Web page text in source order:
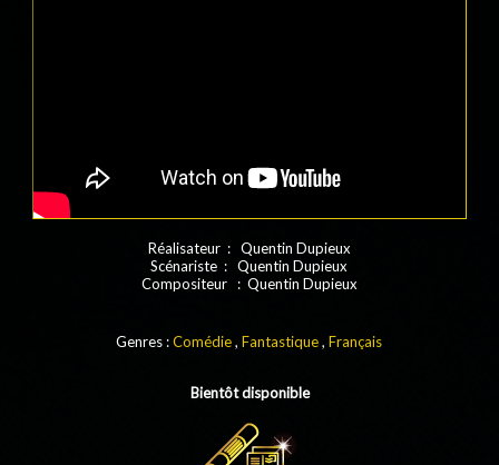
Réalisateur : Quentin Dupieux
Scénariste : Quentin Dupieux
Compositeur : Quentin Dupieux
Genres :Comédie,Fantastique,Français
Bientôt disponible